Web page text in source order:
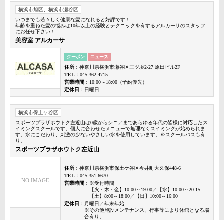
横浜市旭区、横浜市瀬谷区
いつまでも若々しく健康な髪になれると好評です！
年齢を重ねた髪の悩みは10年以上の経験とテクニックを有するアルカーサのスタッフ
にお任せ下さい！
美容室 アルカーサ
クーポン ニュース
住所 ：神奈川県横浜市瀬谷区三ツ境2-27 原田ビル2F
TEL ：045-362-4715
営業時間 ：10:00～18:00（予約優先）
定休日 ：日曜日
横浜市保土ケ谷区
スポーツプラザホウトク左近山は0歳からシニアまであらゆる年代の皆様に対応したス
イミングスクールです。個人に合わせたメニューで無理なくスイミングが始められま
す。水にこだわり、刺激の少ないやさしい水を使用しています。※スクールバスも有
り。
スポーツプラザホウトク左近山
NO IMAGE
住所 ：神奈川県横浜市保土ケ谷区今井町大久保448-6
TEL ：045-351-6670
営業時間 ：※受付時間
【火・木・金】10:00～19:00／【水】10:00～20:15
【土】8:00～18:00／【日】10:00～16:00
定休日 ：月曜日／年末年始
※その他施設メンテナンス、行事等により休館となる場
合有り。